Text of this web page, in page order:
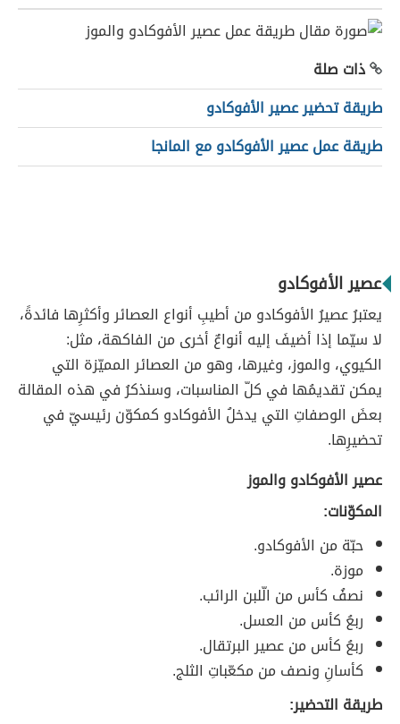
ذات صلة
طريقة تحضير عصير الأفوكادو
طريقة عمل عصير الأفوكادو مع المانجا
عصير الأفوكادو
يعتبرُ عصيرُ الأفوكادو من أطيبِ أنواع العصائر وأكثرِها فائدةً،
لا سيّما إذا أضيفَ إليه أنواعٌ أخرى من الفاكهة، مثل:
الكيوي، والموز، وغيرها، وهو من العصائر المميّزة التي
يمكن تقديمُها في كلّ المناسبات، وسنذكرُ في هذه المقالة
بعضَ الوصفاتِ التي يدخلُ الأفوكادو كمكوّن رئيسيّ في
تحضيرِها.
عصير الأفوكادو والموز
المكوّنات:
حبّة من الأفوكادو.
موزة.
نصفُ كأس من الّلبن الرائب.
ربعُ كأس من العسل.
ربعُ كأس من عصير البرتقال.
كأسانِ ونصف من مكعّباتِ الثلج.
طريقة التحضير: